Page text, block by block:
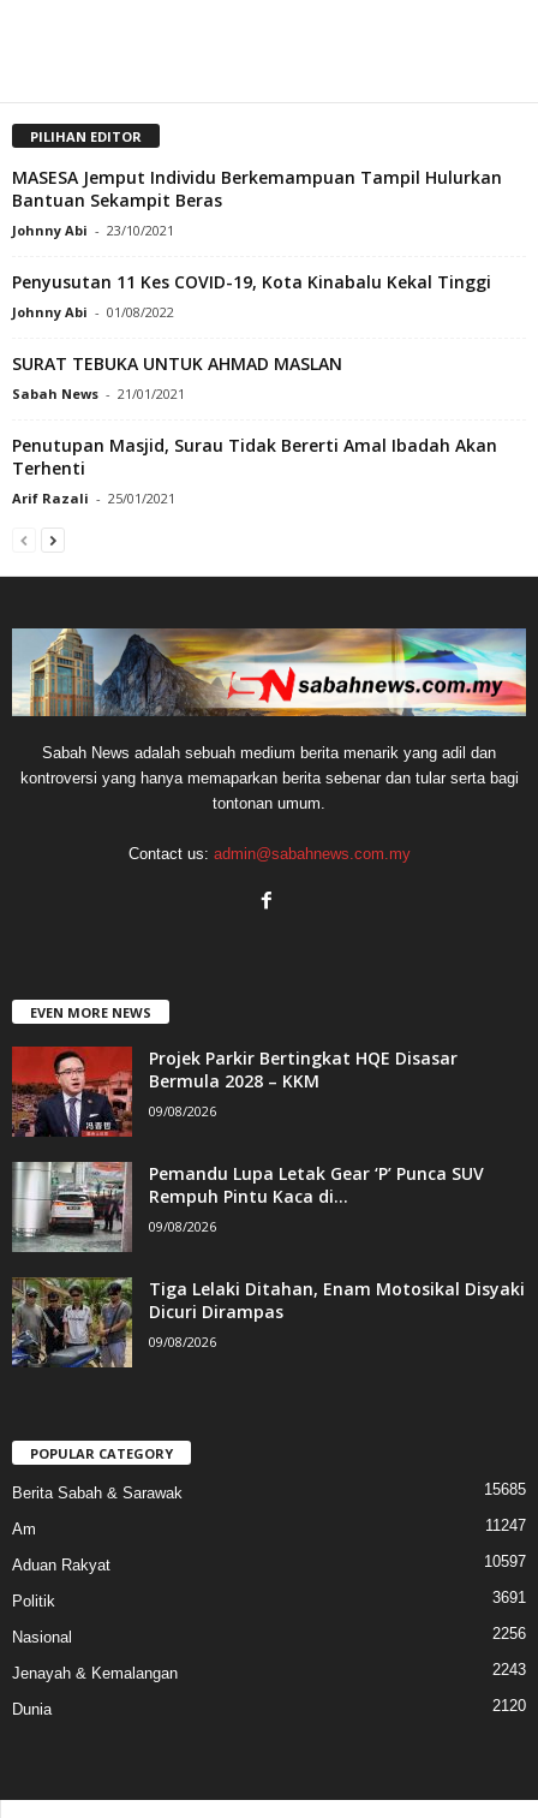
PILIHAN EDITOR
MASESA Jemput Individu Berkemampuan Tampil Hulurkan
Bantuan Sekampit Beras
Johnny Abi - 23/10/2021
Penyusutan 11 Kes COVID-19, Kota Kinabalu Kekal Tinggi
Johnny Abi - 01/08/2022
SURAT TEBUKA UNTUK AHMAD MASLAN
Sabah News - 21/01/2021
Penutupan Masjid, Surau Tidak Bererti Amal Ibadah Akan
Terhenti
Arif Razali - 25/01/2021
Sabah News adalah sebuah medium berita menarik yang adil dan
kontroversi yang hanya memaparkan berita sebenar dan tular serta bagi
tontonan umum.
Contact us: admin@sabahnews.com.my
EVEN MORE NEWS
Projek Parkir Bertingkat HQE Disasar
Bermula 2028 – KKM
09/08/2026
Pemandu Lupa Letak Gear ‘P’ Punca SUV
Rempuh Pintu Kaca di...
09/08/2026
Tiga Lelaki Ditahan, Enam Motosikal Disyaki
Dicuri Dirampas
09/08/2026
POPULAR CATEGORY
Berita Sabah & Sarawak 15685
Am 11247
Aduan Rakyat 10597
Politik 3691
Nasional 2256
Jenayah & Kemalangan 2243
Dunia 2120